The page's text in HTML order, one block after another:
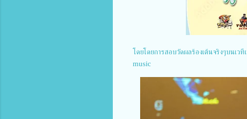
โดยโดยการสอบวัดผลร้องเต้นจริงๆบนเ
music